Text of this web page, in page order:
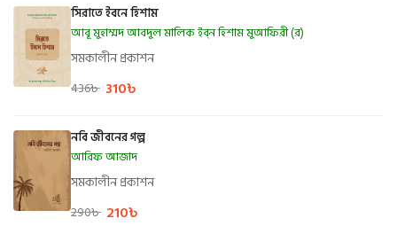
সিরাতে ইবনে হিশাম
আবূ মুহাম্মদ আবদুল মালিক ইব্‌ন হিশাম মুআফিরী (র)
সমকালীন প্রকাশন
436৳ 310৳
নবি জীবনের গল্প
আরিফ আজাদ
সমকালীন প্রকাশন
290৳ 210৳